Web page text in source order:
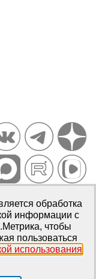
2007–2026
от 14 июля
обработка
информации с
чтобы
пользоваться
использования